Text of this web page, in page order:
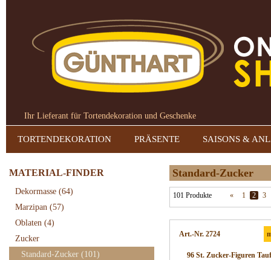
Ihr Lieferant für Tortendekoration und Geschenke
TORTENDEKORATION PRÄSENTE SAISONS &
MATERIAL-FINDER
Dekormasse (64)
Marzipan (57)
Oblaten (4)
Zucker
Standard-Zucker (101)
Standard-Zucker
101 Produkte « 1 2 3
Art.-Nr. 2724
96 St. Zucker-Figuren